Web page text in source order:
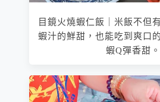
目鏡火燒蝦仁飯｜米飯不但
蝦汁的鮮甜，也能吃到爽口
蝦Q彈香甜。